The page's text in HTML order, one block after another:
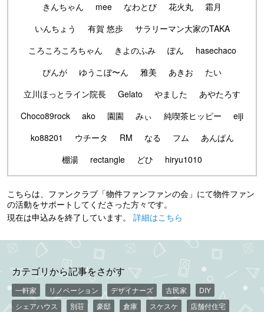
きんちゃん
mee なわとび 花火丸
霜月
いんちょう
有賀 悠歩
サラリーマン大家のTAKA
ころころころちゃん
きよのふみ ぽん
hasechaco
ぴんが
ゆうこぼ〜ん 雅美 あきお
たい
立川ほっとライン院長
Gelato やました
あやたろす
Choco89rock
ako 園園 みぃ 純喫茶ヒッピー
eiji
ko88201
ウチータ RM なる フム
あんぱん
棚湯
rectangle どひ hiryu1010
こちらは、ファンクラブ「物件ファンファンの会」にて物件ファン
の活動をサポートしてくださった方々です。
現在は申込みを終了しています。 詳細はこちら
カテゴリから記事をさがす
一軒家 リノベーション デザイナーズ 古民家
DIY
シェアハウス
別荘 豪邸 倉庫 スケスケ
店舗付住宅